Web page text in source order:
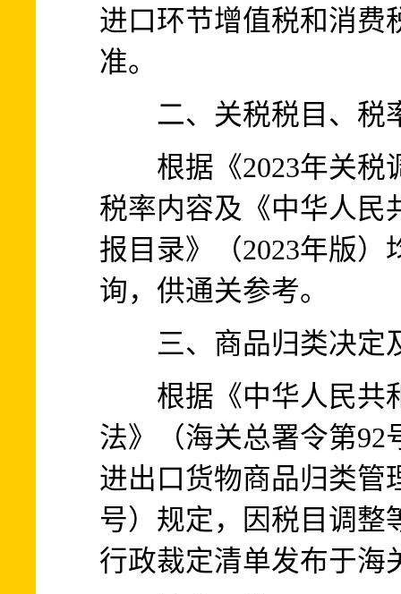
进口环节增值税和消费
准。
二、关税税目、税
根据《2023年关税
税率内容及《中华人民
报目录》（2023年版
询，供通关参考。
三、商品归类决定
根据《中华人民共
法》（海关总署令第92
进出口货物商品归类管
号）规定，因税目调整
行政裁定清单发布于海